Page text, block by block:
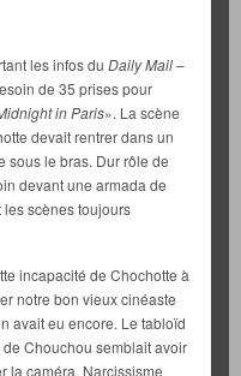
les infos du Daily Mail–
de 35 prises pour
in Paris». La scène
devait rentrer dans un
sous le bras. Dur rôle de
devant une armada de
scènes toujours
incapacité de Chochotte à
notre bon vieux cinéaste
avait eu encore. Le tabloïd
Chouchou semblait avoir
la caméra. Narcissisme